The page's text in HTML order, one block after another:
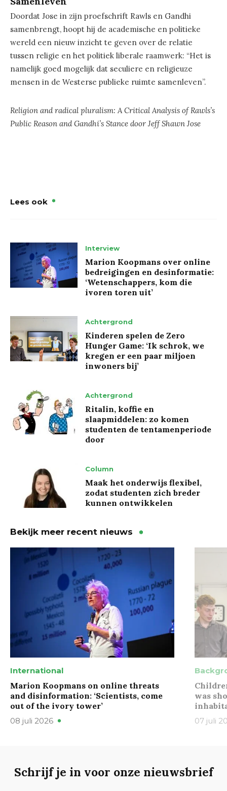
Doordat Jose in zijn proefschrift Rawls en Gandhi
samenbrengt, hoopt hij de academische en politieke
wereld een nieuw inzicht te geven over de relatie
tussen religie en het politiek liberale raamwerk: “Het is
namelijk goed mogelijk dat seculiere en religieuze
mensen in de Westerse publieke ruimte samenleven”.
Religion and radical pluralism: A Critical Analysis of Rawls’s
Public Reason and Gandhi’s Stance door Jeff Shawn Jose
Lees ook
Interview
Marion Koopmans over online
bedreigingen en desinformatie:
‘Wetenschappers, kom die
ivoren toren uit’
Achtergrond
Kinderen spelen de Zero
Hunger Game: ‘Ik schrok, we
kregen er een paar miljoen
inwoners bij’
Achtergrond
Ritalin, koffie en
slaapmiddelen: zo komen
studenten de tentamenperiode
door
Column
Maak het onderwijs flexibel,
zodat studenten zich breder
kunnen ontwikkelen
Bekijk meer recent nieuws
International
Marion Koopmans on online threats
and disinformation: ‘Scientists, come
out of the ivory tower’
08 juli 2026
was
07 juli
Schrijf je in voor onze nieuwsbrief